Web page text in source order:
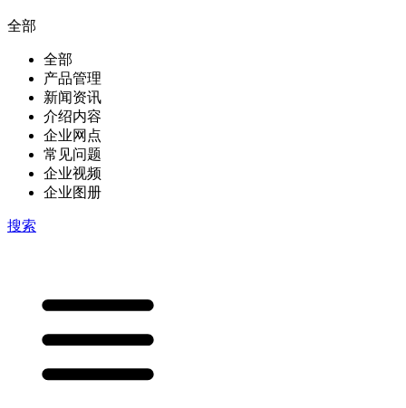
全部
全部
产品管理
新闻资讯
介绍内容
企业网点
常见问题
企业视频
企业图册
搜索